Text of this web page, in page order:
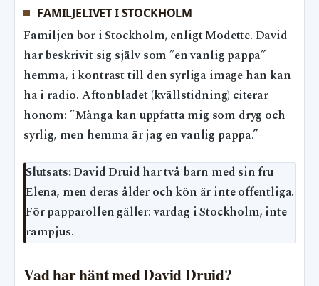
FAMILJELIVET I STOCKHOLM
Familjen bor i Stockholm, enligt Modette. David
har beskrivit sig själv som ”en vanlig pappa”
hemma, i kontrast till den syrliga image han kan
ha i radio. Aftonbladet (kvällstidning) citerar
honom: ”Många kan uppfatta mig som dryg och
syrlig, men hemma är jag en vanlig pappa.”
Slutsats:David Druid har två barn med sin fru
Elena, men deras ålder och kön är inte offentliga.
För papparollen gäller: vardag i Stockholm, inte
rampjus.
Vad har hänt med David Druid?